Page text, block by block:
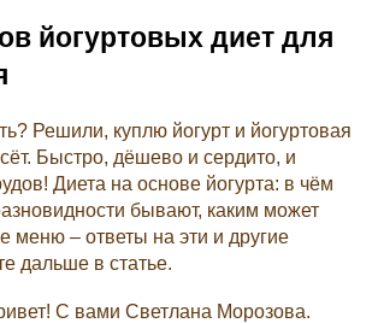
йогуртовых диет для
Решили, куплю йогурт и йогуртовая
Быстро, дёшево и сердито, и
Диета на основе йогурта: в чём
бывают, каким может
меню – ответы на эти и другие
дальше в статье.
С вами Светлана Морозова.